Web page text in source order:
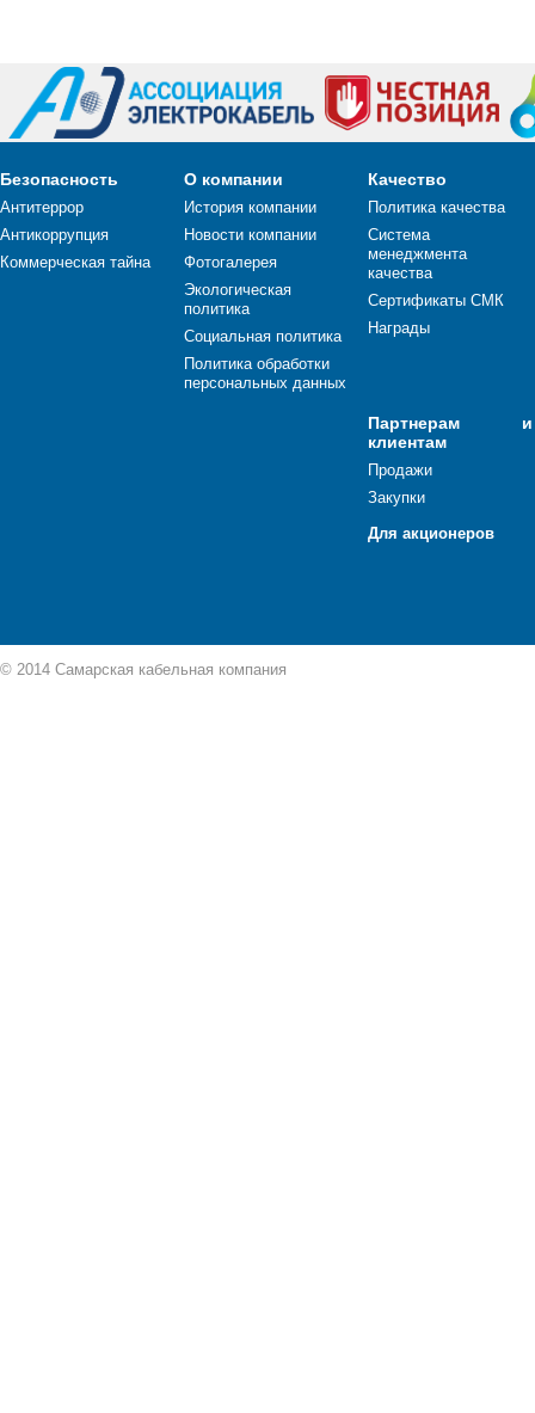
Безопасность
Антитеррор
Антикоррупция
Коммерческая тайна
О компании
История компании
Новости компании
Фотогалерея
Экологическая
политика
Социальная политика
Политика обработки
персональных данных
Качество
Политика качества
Система
менеджмента
качества
Сертификаты СМК
Награды
Партнерам и
клиентам
Продажи
Закупки
Для акционеров
© 2014 Самарская кабельная компания